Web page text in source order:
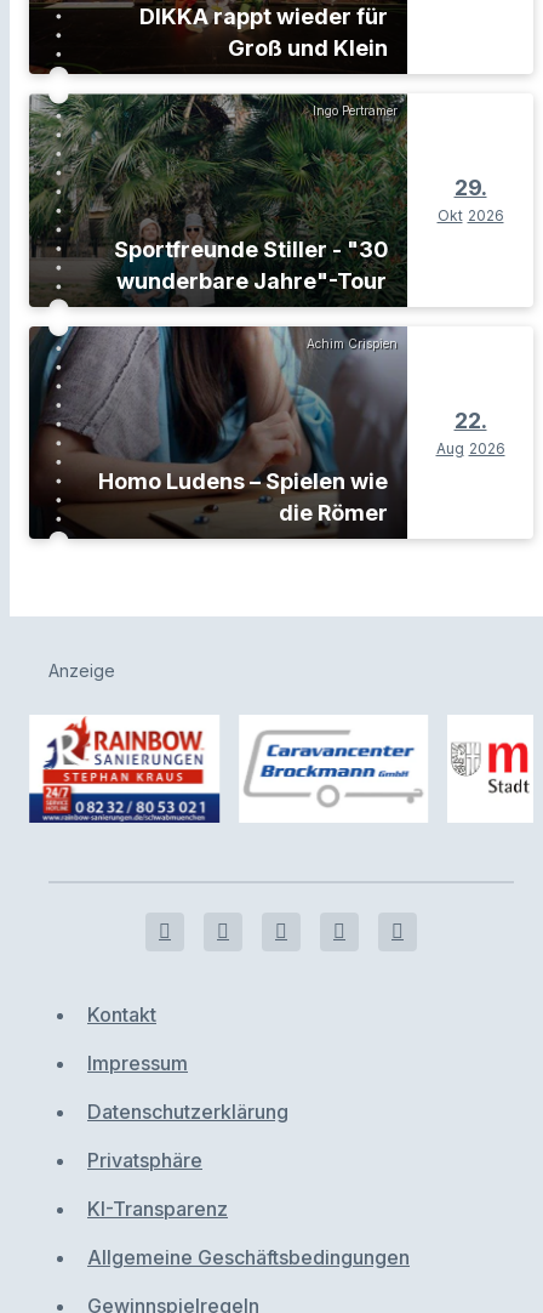
DIKKA rappt wieder für
Groß und Klein
Ingo Pertramer
Sportfreunde Stiller - "30
wunderbare Jahre"-Tour
29.
Okt 2026
Achim Crispien
Homo Ludens – Spielen wie
die Römer
22.
Aug 2026
Anzeige
Kontakt
Impressum
Datenschutzerklärung
Privatsphäre
KI-Transparenz
Allgemeine Geschäftsbedingungen
Gewinnspielregeln